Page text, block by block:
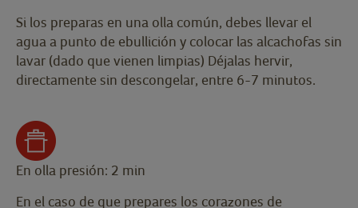
Si los preparas en una olla común, debes llevar el
agua a punto de ebullición y colocar las alcachofas sin
lavar (dado que vienen limpias) Déjalas hervir,
directamente sin descongelar, entre 6-7 minutos.
En olla presión: 2 min
En el caso de que prepares los corazones de